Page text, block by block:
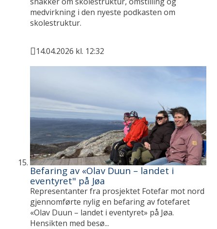
medvirkning i den nyeste podkasten om
skolestruktur.
Publisert
14.04.2026 kl. 12:32
Befaring av «Olav Duun – landet i
eventyret" på Jøa
Representanter fra prosjektet Fotefar mot nord
gjennomførte nylig en befaring av fotefaret
«Olav Duun – landet i eventyret» på Jøa.
Hensikten med besø...